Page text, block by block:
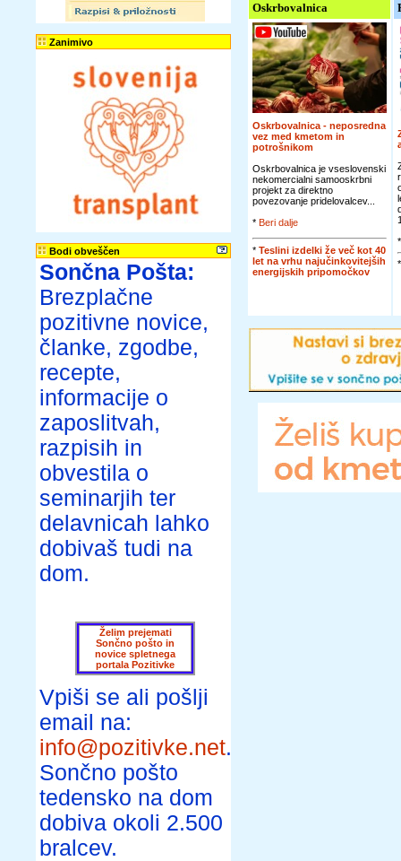
Zanimivo
Bodi obveščen
Sončna Pošta:
Brezplačne
pozitivne novice,
članke, zgodbe,
recepte,
informacije o
zaposlitvah,
razpisih in
obvestila o
seminarjih ter
delavnicah lahko
dobivaš tudi na
dom.
Želim prejemati
Sončno pošto in
novice spletnega
portala Pozitivke
Vpiši se ali pošlji
email na:
info@pozitivke.net.
Sončno pošto
tedensko na dom
dobiva okoli 2.500
bralcev.
Oskrbovalnica
Oskrbovalnica - neposredna
vez med kmetom in
potrošnikom
Oskrbovalnica je vseslovenski
nekomercialni samooskrbni
projekt za direktno
povezovanje pridelovalcev...
* Beri dalje
* Teslini izdelki že več kot 40
let na vrhu najučinkovitejših
energijskih pripomočkov